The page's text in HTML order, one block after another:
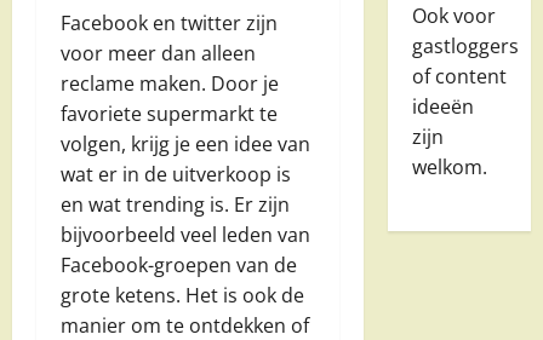
Facebook en twitter zijn
voor meer dan alleen
reclame maken. Door je
favoriete supermarkt te
volgen, krijg je een idee van
wat er in de uitverkoop is
en wat trending is. Er zijn
bijvoorbeeld veel leden van
Facebook-groepen van de
grote ketens. Het is ook de
manier om te ontdekken of
Ook voor
gastloggers
of content
ideeën
zijn
welkom.